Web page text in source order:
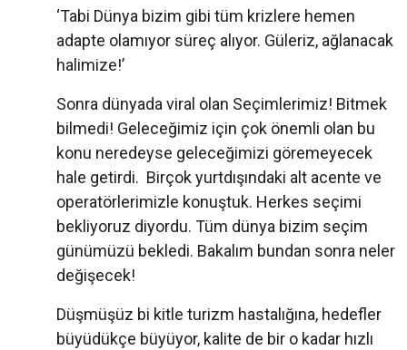
‘Tabi Dünya bizim gibi tüm krizlere hemen
adapte olamıyor süreç alıyor. Güleriz, ağlanacak
halimize!’
Sonra dünyada viral olan Seçimlerimiz! Bitmek
bilmedi! Geleceğimiz için çok önemli olan bu
konu neredeyse geleceğimizi göremeyecek
hale getirdi. Birçok yurtdışındaki alt acente ve
operatörlerimizle konuştuk. Herkes seçimi
bekliyoruz diyordu. Tüm dünya bizim seçim
günümüzü bekledi. Bakalım bundan sonra neler
değişecek!
Düşmüşüz bi kitle turizm hastalığına, hedefler
büyüdükçe büyüyor, kalite de bir o kadar hızlı